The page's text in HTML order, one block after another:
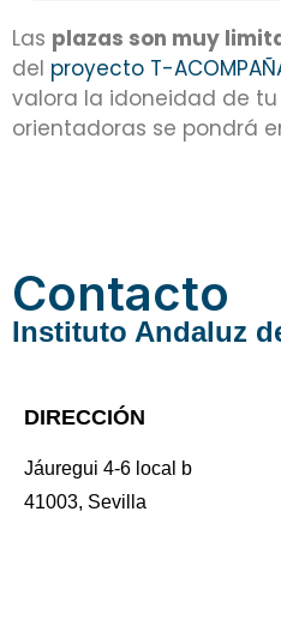
Las plazas son muy
del proyecto T-
valora la idoneidad de
orientadoras se pondrá
Contacto
Instituto Andaluz
DIRECCIÓN
Jáuregui 4-6 local b
41003, Sevilla